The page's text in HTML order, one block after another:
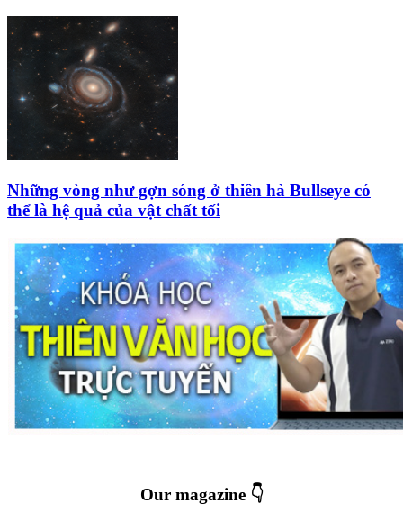
Những vòng như gợn sóng ở thiên hà Bullseye có
thể là hệ quả của vật chất tối
Our magazine 👇